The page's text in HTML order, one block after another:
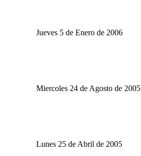
Jueves 5 de Enero de 2006
Miercoles 24 de Agosto de 2005
Lunes 25 de Abril de 2005